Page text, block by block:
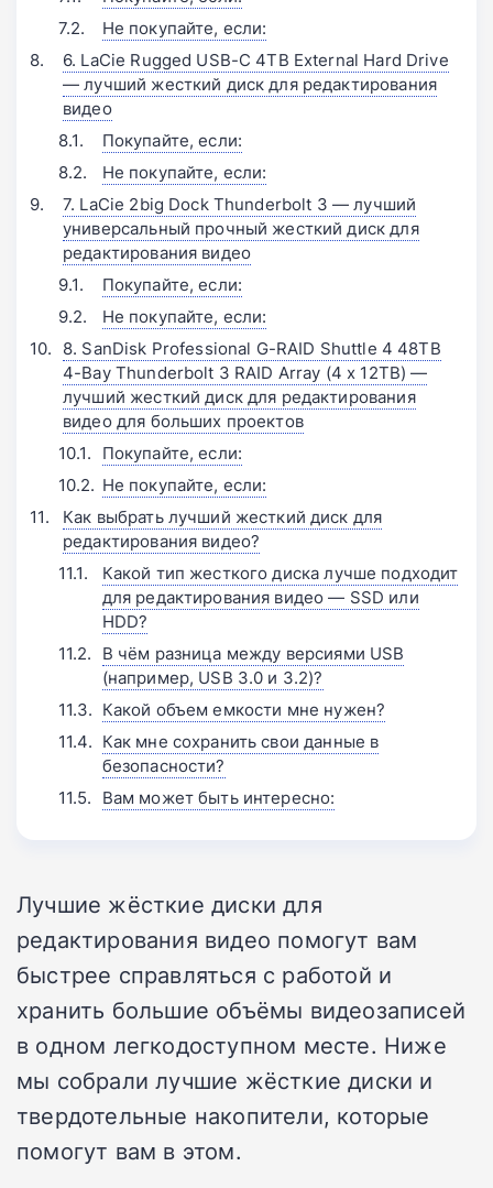
Не покупайте, если:
6. LaCie Rugged USB-C 4TB External Hard Drive
— лучший жесткий диск для редактирования
видео
Покупайте, если:
Не покупайте, если:
7. LaCie 2big Dock Thunderbolt 3 — лучший
универсальный прочный жесткий диск для
редактирования видео
Покупайте, если:
Не покупайте, если:
8. SanDisk Professional G-RAID Shuttle 4 48TB
4-Bay Thunderbolt 3 RAID Array (4 x 12TB) —
лучший жесткий диск для редактирования
видео для больших проектов
Покупайте, если:
Не покупайте, если:
Как выбрать лучший жесткий диск для
редактирования видео?
Какой тип жесткого диска лучше подходит
для редактирования видео — SSD или
HDD?
В чём разница между версиями USB
(например, USB 3.0 и 3.2)?
Какой объем емкости мне нужен?
Как мне сохранить свои данные в
безопасности?
Вам может быть интересно:
Лучшие жёсткие диски для
редактирования видео помогут вам
быстрее справляться с работой и
хранить большие объёмы видеозаписей
в одном легкодоступном месте. Ниже
мы собрали лучшие жёсткие диски и
твердотельные накопители, которые
помогут вам в этом.